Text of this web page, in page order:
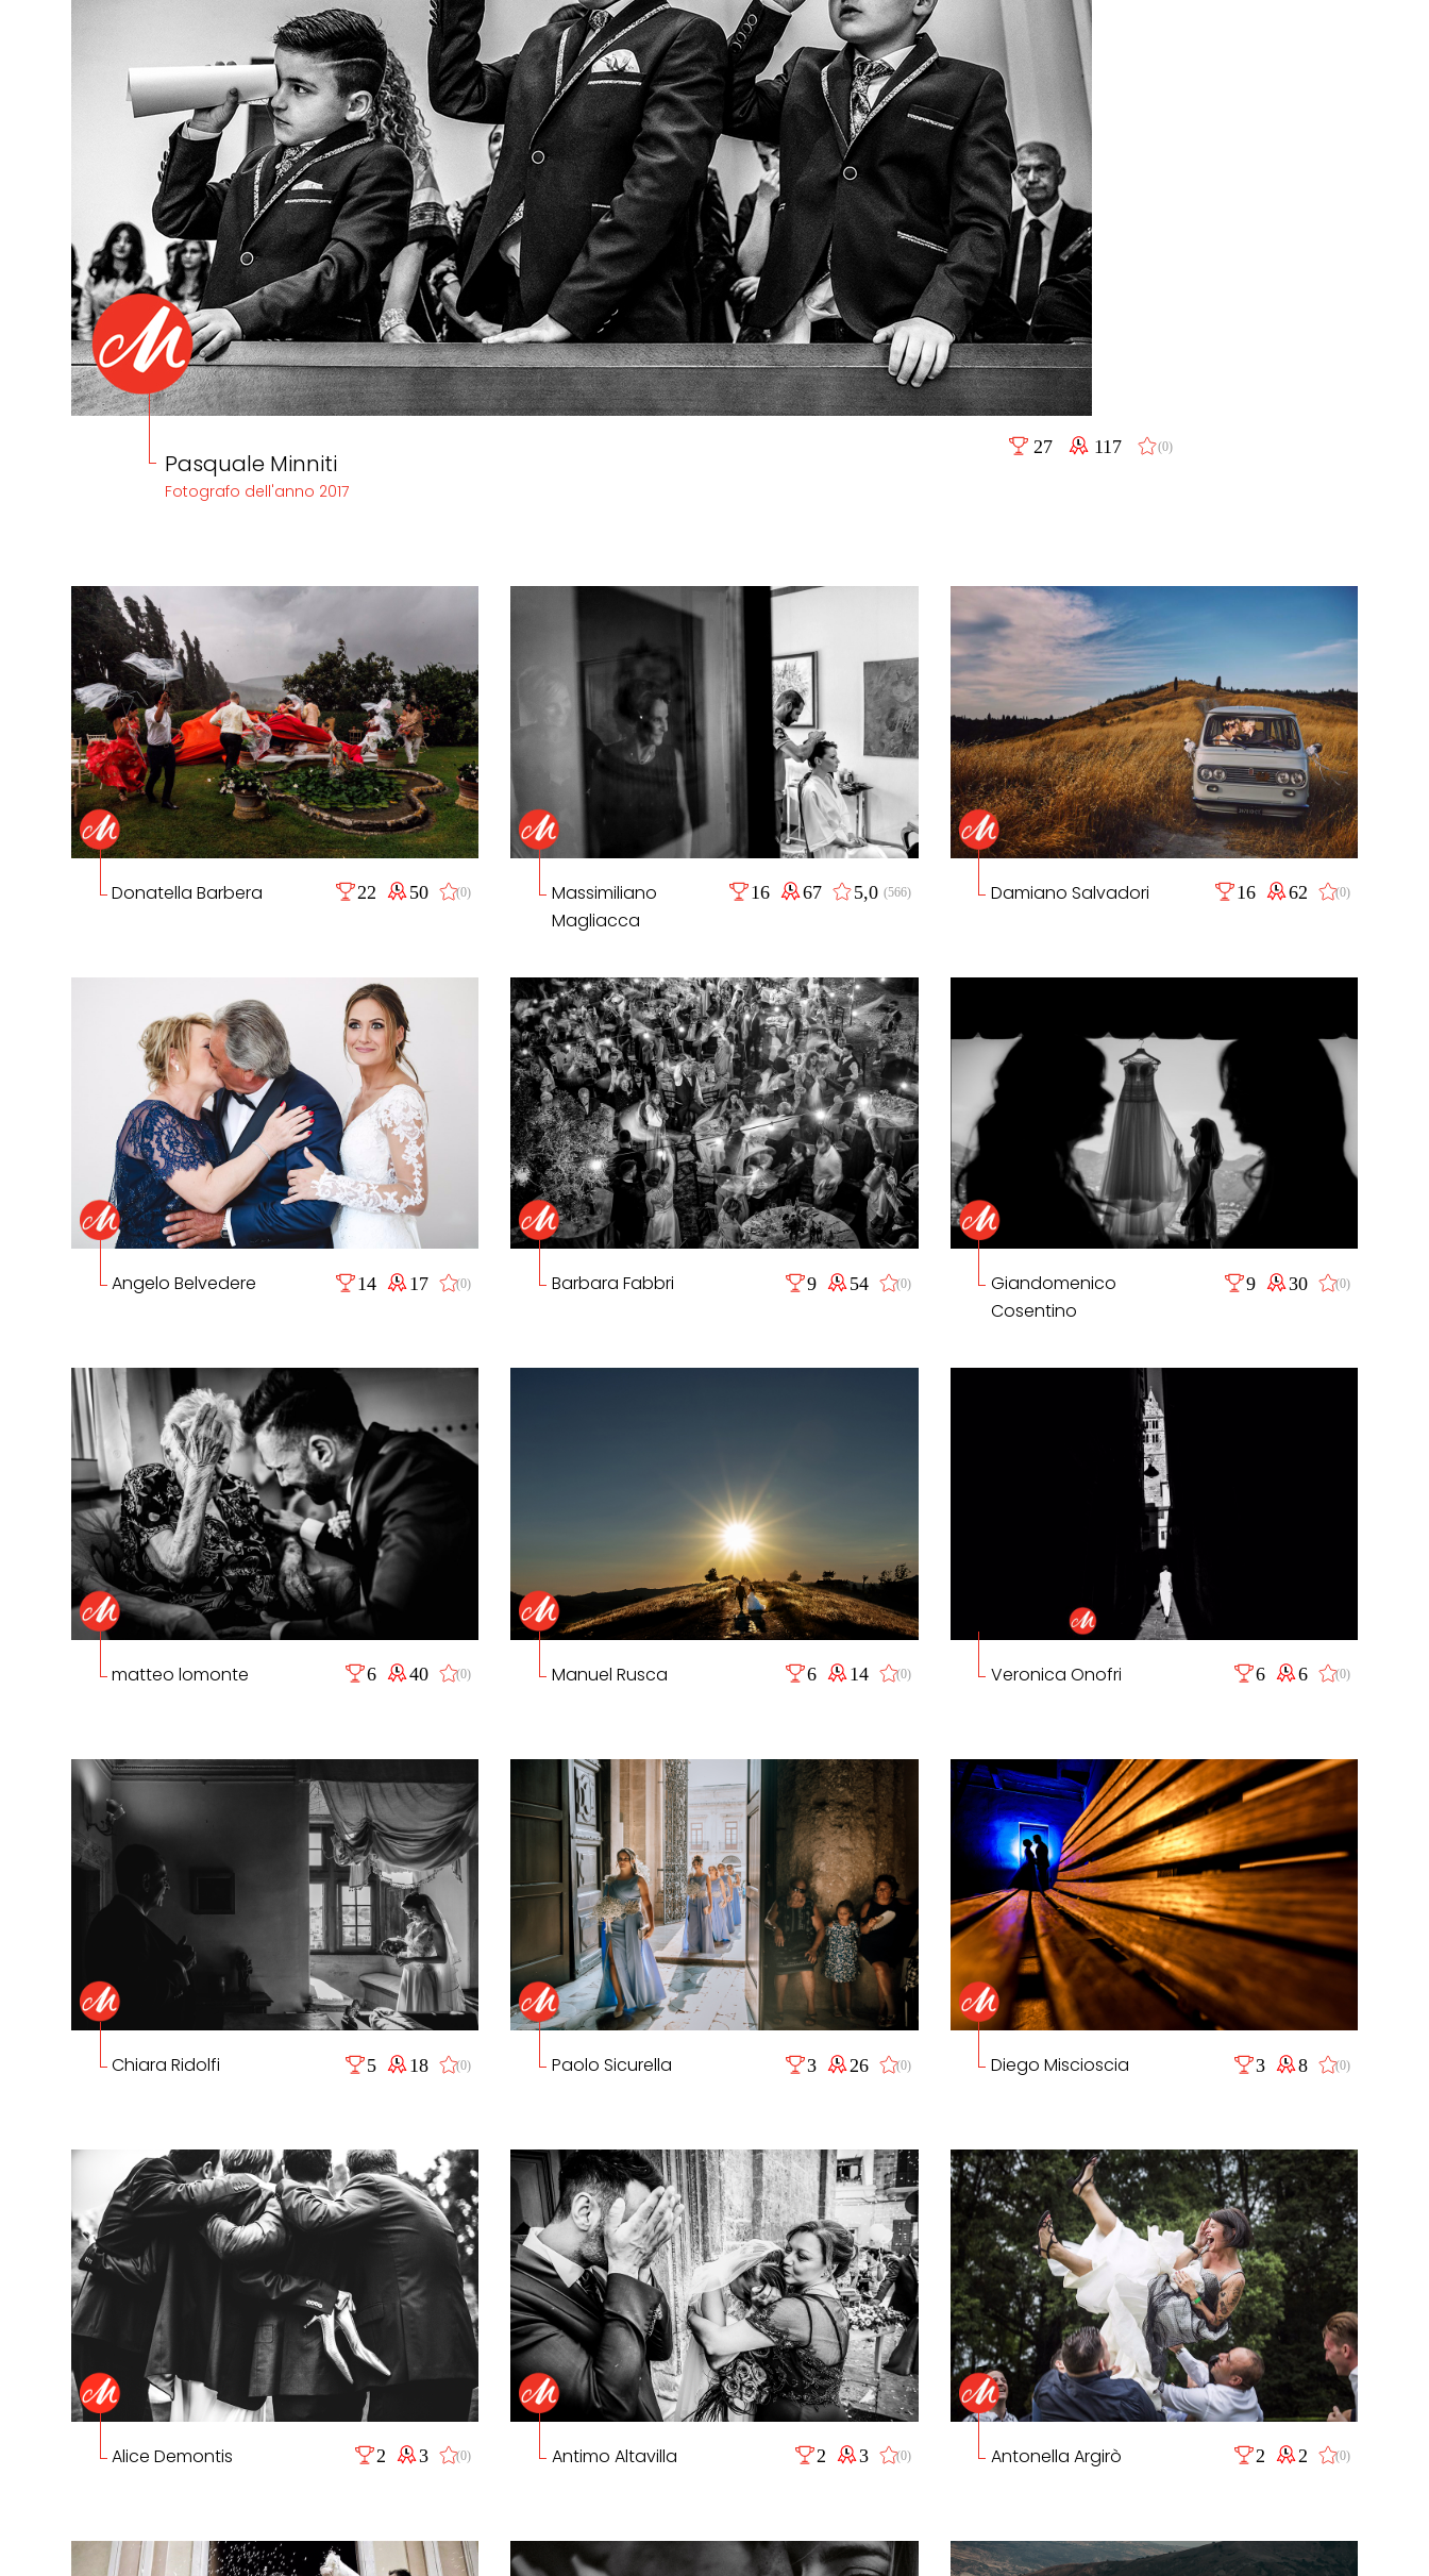
Pasquale Minniti
27 117 (0)
Fotografo dell'anno 2017
Donatella Barbera 22 50 (0)
Massimiliano
Magliacca
16 67 5,0(566) Damiano Salvadori 16 62 (0)
Angelo Belvedere 14 17 (0) Barbara Fabbri 9 54 (0)
Giandomenico
Cosentino
9 30 (0)
matteo lomonte 6 40 (0) Manuel Rusca 6 14 (0) Veronica Onofri 6 6 (0)
Chiara Ridolfi 5 18 (0) Paolo Sicurella 3 26 (0) Diego Miscioscia 3 8 (0)
Alice Demontis 2 3 (0) Antimo Altavilla 2 3 (0) Antonella Argirò 2 2 (0)